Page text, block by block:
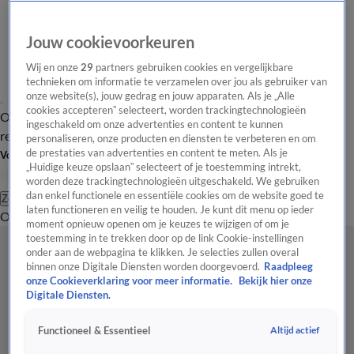
Overzicht Laatste nieuws Regionieuws Het beste van Hart
Tip de
redactie
Volg Hart van Nederland
Zoeken
OverzichtRegioUitzendingenWeerTip de redactiePanelVideo's
Jouw cookievoorkeuren
Wij en onze29 partners gebruiken cookies en vergelijkbare
technieken om informatie te verzamelen over jou als gebruiker van
onze website(s), jouw gedrag en jouw apparaten. Als je „Alle
cookies accepteren” selecteert, worden trackingtechnologieën
ingeschakeld om onze advertenties en content te kunnen
personaliseren, onze producten en diensten te verbeteren en om
de prestaties van advertenties en content te meten. Als je
„Huidige keuze opslaan” selecteert of je toestemming intrekt,
worden deze trackingtechnologieën uitgeschakeld. We gebruiken
dan enkel functionele en essentiële cookies om de website goed te
laten functioneren en veilig te houden. Je kunt dit menu op ieder
moment opnieuw openen om je keuzes te wijzigen of om je
toestemming in te trekken door op de link Cookie-instellingen
onder aan de webpagina te klikken. Je selecties zullen overal
binnen onze Digitale Diensten worden doorgevoerd. Raadpleeg
onze Cookieverklaring voor meer informatie.
Bekijk hier onze
Digitale Diensten.
Functioneel & Essentieel Altijd actief